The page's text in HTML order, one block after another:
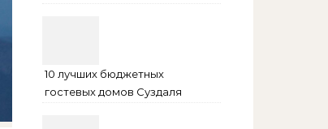
10 лучших бюджетных
гостевых домов Суздаля